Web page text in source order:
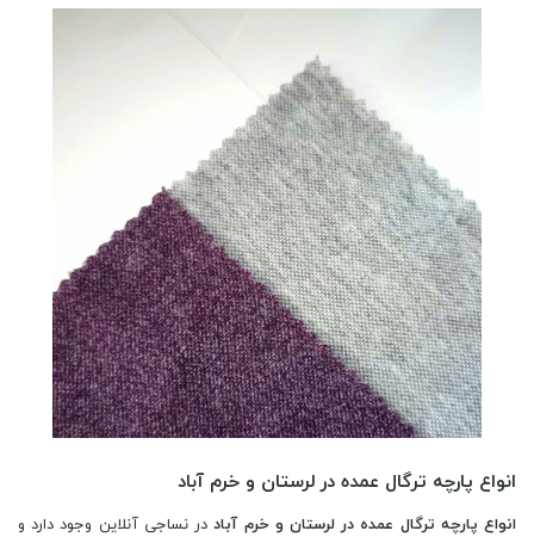
انواع پارچه ترگال عمده در لرستان و خرم آباد
انواع پارچه ترگال عمده در لرستان و خرم آباد در نساجی آنلاین وجود دارد و